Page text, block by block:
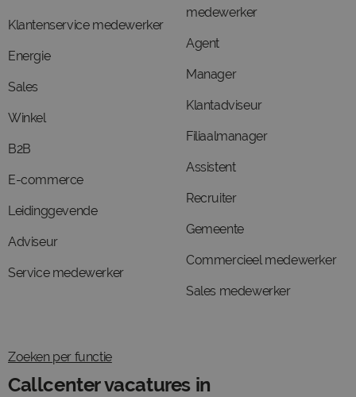
Klantenservice medewerker
Energie
Sales
Winkel
B2B
E-commerce
Leidinggevende
Adviseur
Service medewerker
medewerker
Agent
Manager
Klantadviseur
Filiaalmanager
Assistent
Recruiter
Gemeente
Commercieel medewerker
Sales medewerker
Zoeken per functie
Callcenter vacatures in